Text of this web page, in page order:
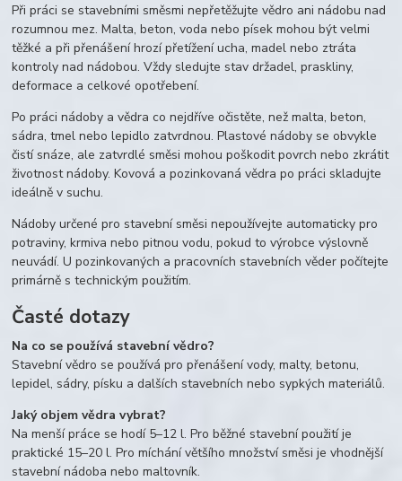
Při práci se stavebními směsmi nepřetěžujte vědro ani nádobu nad
rozumnou mez. Malta, beton, voda nebo písek mohou být velmi
těžké a při přenášení hrozí přetížení ucha, madel nebo ztráta
kontroly nad nádobou. Vždy sledujte stav držadel, praskliny,
deformace a celkové opotřebení.
Po práci nádoby a vědra co nejdříve očistěte, než malta, beton,
sádra, tmel nebo lepidlo zatvrdnou. Plastové nádoby se obvykle
čistí snáze, ale zatvrdlé směsi mohou poškodit povrch nebo zkrátit
životnost nádoby. Kovová a pozinkovaná vědra po práci skladujte
ideálně v suchu.
Nádoby určené pro stavební směsi nepoužívejte automaticky pro
potraviny, krmiva nebo pitnou vodu, pokud to výrobce výslovně
neuvádí. U pozinkovaných a pracovních stavebních věder počítejte
primárně s technickým použitím.
Časté dotazy
Na co se používá stavební vědro?
Stavební vědro se používá pro přenášení vody, malty, betonu,
lepidel, sádry, písku a dalších stavebních nebo sypkých materiálů.
Jaký objem vědra vybrat?
Na menší práce se hodí 5–12 l. Pro běžné stavební použití je
praktické 15–20 l. Pro míchání většího množství směsi je vhodnější
stavební nádoba nebo maltovník.